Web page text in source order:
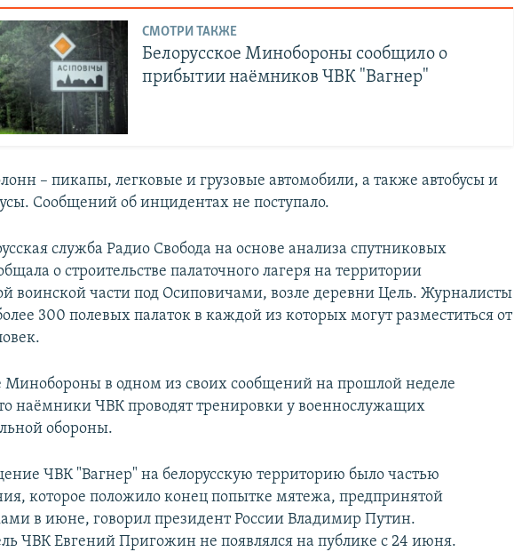
СМОТРИ ТАКЖЕ
Белорусское Минобороны сообщило о
прибытии наёмников ЧВК "Вагнер"
– пикапы, легковые и грузовые автомобили, а также автобусы и
Сообщений об инцидентах не поступало.
служба Радио Свобода на основе анализа спутниковых
о строительстве палаточного лагеря на территории
воинской части под Осиповичами, возле деревни Цель. Журналисты
300 полевых палаток в каждой из которых могут разместиться от
Минобороны в одном из своих сообщений на прошлой неделе
наёмники ЧВК проводят тренировки у военнослужащих
обороны.
ЧВК "Вагнер" на белорусскую территорию было частью
которое положило конец попытке мятежа, предпринятой
в июне, говорил президент России Владимир Путин.
ЧВК Евгений Пригожин не появлялся на публике с 24 июня.